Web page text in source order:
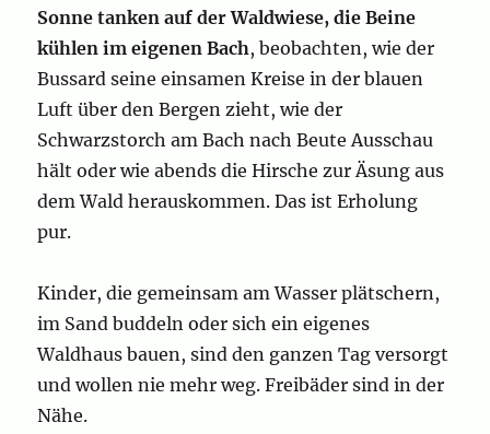
Sonne tanken auf der Waldwiese, die Beine
kühlen im eigenen Bach, beobachten, wie der
Bussard seine einsamen Kreise in der blauen
Luft über den Bergen zieht, wie der
Schwarzstorch am Bach nach Beute Ausschau
hält oder wie abends die Hirsche zur Äsung aus
dem Wald herauskommen. Das ist Erholung
pur.
Kinder, die gemeinsam am Wasser plätschern,
im Sand buddeln oder sich ein eigenes
Waldhaus bauen, sind den ganzen Tag versorgt
und wollen nie mehr weg. Freibäder sind in der
Nähe.